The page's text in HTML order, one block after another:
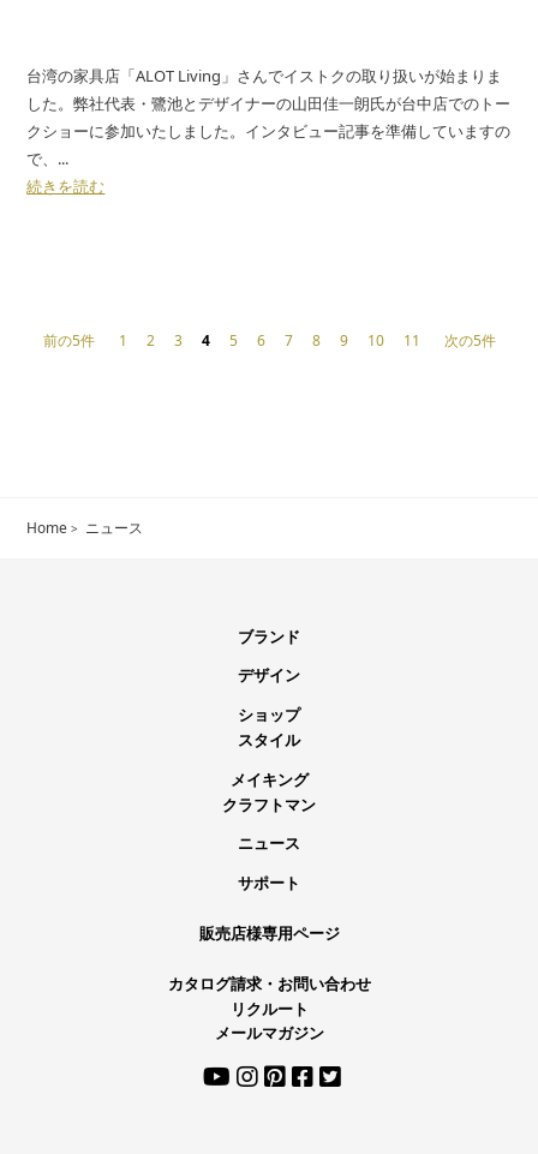
台湾の家具店「ALOT Living」さんでイストクの取り扱いが始まりま
した。弊社代表・鷺池とデザイナーの山田佳一朗氏が台中店でのトー
クショーに参加いたしました。インタビュー記事を準備していますの
で、...
続きを読む
前の5件 1 2 3 4 5 6 7 8 9 10 11 次の5件
Home ニュース
ブランド
デザイン
ショップ
スタイル
メイキング
クラフトマン
ニュース
サポート
販売店様専用ページ
カタログ請求・お問い合わせ
リクルート
メールマガジン